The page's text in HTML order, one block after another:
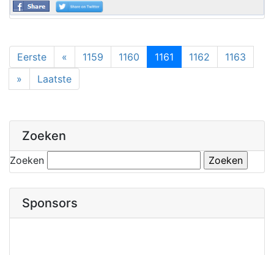
Eerste « 1159 1160 1161 1162
1163
»
Laatste
Zoeken
Zoeken
Sponsors